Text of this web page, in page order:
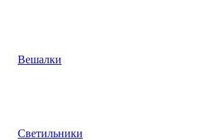
Вешалки
Светильники